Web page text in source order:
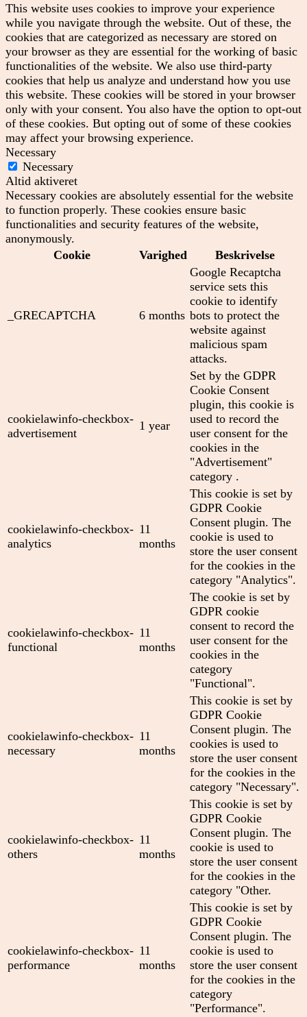
This website uses cookies to improve your experience
while you navigate through the website. Out of these, the
cookies that are categorized as necessary are stored on
your browser as they are essential for the working of basic
functionalities of the website. We also use third-party
cookies that help us analyze and understand how you use
this website. These cookies will be stored in your browser
only with your consent. You also have the option to opt-out
of these cookies. But opting out of some of these cookies
may affect your browsing experience.
Necessary
Necessary
Altid aktiveret
Necessary cookies are absolutely essential for the website
to function properly. These cookies ensure basic
functionalities and security features of the website,
anonymously.
Cookie
Varighed Beskrivelse
_GRECAPTCHA 6 months
Google Recaptcha
service sets this
cookie to identify
bots to protect the
website against
malicious spam
attacks.
cookielawinfo-checkbox-
advertisement
1 year
Set by the GDPR
Cookie Consent
plugin, this cookie is
used to record the
user consent for the
cookies in the
"Advertisement"
category .
cookielawinfo-checkbox-
analytics
11
months
This cookie is set by
GDPR Cookie
Consent plugin. The
cookie is used to
store the user consent
for the cookies in the
category "Analytics".
cookielawinfo-checkbox-
functional
11
months
The cookie is set by
GDPR cookie
consent to record the
user consent for the
cookies in the
category
"Functional".
cookielawinfo-checkbox-
necessary
11
months
This cookie is set by
GDPR Cookie
Consent plugin. The
cookies is used to
store the user consent
for the cookies in the
category "Necessary".
cookielawinfo-checkbox-
others
11
months
This cookie is set by
GDPR Cookie
Consent plugin. The
cookie is used to
store the user consent
for the cookies in the
category "Other.
cookielawinfo-checkbox-
performance
11
months
This cookie is set by
GDPR Cookie
Consent plugin. The
cookie is used to
store the user consent
for the cookies in the
category
"Performance".